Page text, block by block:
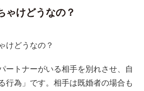
ゃけどうなの？
ートナーがいる相手を別れさせ、自
行為」です。相手は既婚者の場合も